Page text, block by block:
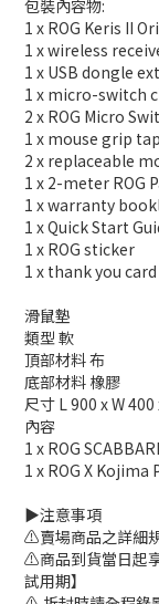
包裝內容物:
1 x ROG Keris II
1 x wireless
1 x USB dongle
1 x micro-switch
2 x ROG Micro
1 x mouse grip
2 x replaceable
1 x 2-meter ROG
1 x warranty
1 x Quick Start
1 x ROG sticker
1 x thank you card
滑鼠墊
類型 軟
頂部材料 布
底部材料 橡膠
尺寸 L 900 x W
內容
1 x ROG
1 x ROG X
▶️注意事項
⚠️賣場商品之詳細
⚠️商品到貨當日起
試用期】